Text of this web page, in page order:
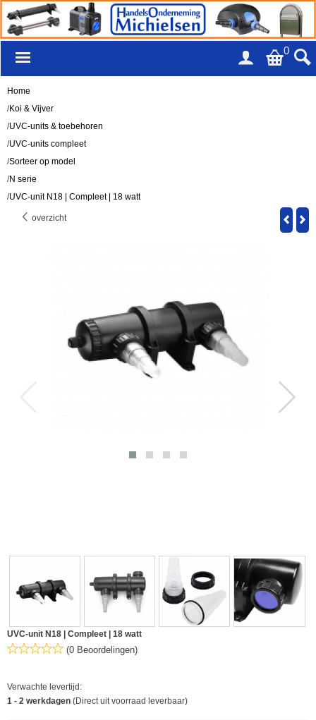
0
Home
/Koi & Vijver
/UVC-units & toebehoren
/UVC-units compleet
/Sorteer op model
/N serie
/UVC-unit N18 | Compleet | 18 watt
overzicht
UVC-unit N18 | Compleet | 18 watt
(0 Beoordelingen)
Verwachte levertijd:
1 - 2 werkdagen (Direct uit voorraad leverbaar)